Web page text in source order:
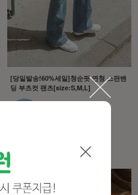
[당일발송!60%세일]청순핏 연청 스판밴
딩 부츠컷 팬츠[size:S,M,L]
[컬러는 4계절 내내 사랑받는 연청]